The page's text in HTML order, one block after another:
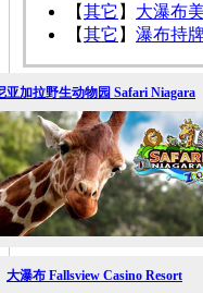
【其它 】 大瀑布
【其它 】 瀑布持
亚加拉野生动物园 Safari Niagara
大瀑布 Fallsview Casino Resort